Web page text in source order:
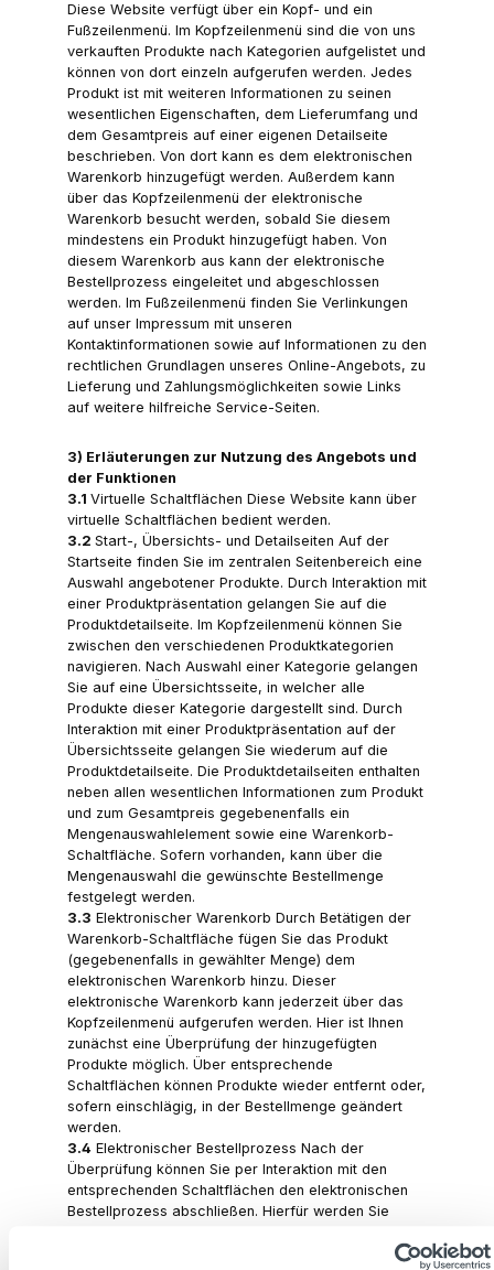
Diese Website verfügt über ein Kopf- und ein
Fußzeilenmenü. Im Kopfzeilenmenü sind die von uns
verkauften Produkte nach Kategorien aufgelistet und
können von dort einzeln aufgerufen werden. Jedes
Produkt ist mit weiteren Informationen zu seinen
wesentlichen Eigenschaften, dem Lieferumfang und
dem Gesamtpreis auf einer eigenen Detailseite
beschrieben. Von dort kann es dem elektronischen
Warenkorb hinzugefügt werden. Außerdem kann
über das Kopfzeilenmenü der elektronische
Warenkorb besucht werden, sobald Sie diesem
mindestens ein Produkt hinzugefügt haben. Von
diesem Warenkorb aus kann der elektronische
Bestellprozess eingeleitet und abgeschlossen
werden. Im Fußzeilenmenü finden Sie Verlinkungen
auf unser Impressum mit unseren
Kontaktinformationen sowie auf Informationen zu den
rechtlichen Grundlagen unseres Online-Angebots, zu
Lieferung und Zahlungsmöglichkeiten sowie Links
auf weitere hilfreiche Service-Seiten.
3) Erläuterungen zur Nutzung des Angebots und
der Funktionen
3.1 Virtuelle Schaltflächen Diese Website kann über
virtuelle Schaltflächen bedient werden.
3.2 Start-, Übersichts- und Detailseiten Auf der
Startseite finden Sie im zentralen Seitenbereich eine
Auswahl angebotener Produkte. Durch Interaktion mit
einer Produktpräsentation gelangen Sie auf die
Produktdetailseite. Im Kopfzeilenmenü können Sie
zwischen den verschiedenen Produktkategorien
navigieren. Nach Auswahl einer Kategorie gelangen
Sie auf eine Übersichtsseite, in welcher alle
Produkte dieser Kategorie dargestellt sind. Durch
Interaktion mit einer Produktpräsentation auf der
Übersichtsseite gelangen Sie wiederum auf die
Produktdetailseite. Die Produktdetailseiten enthalten
neben allen wesentlichen Informationen zum Produkt
und zum Gesamtpreis gegebenenfalls ein
Mengenauswahlelement sowie eine Warenkorb-
Schaltfläche. Sofern vorhanden, kann über die
Mengenauswahl die gewünschte Bestellmenge
festgelegt werden.
3.3 Elektronischer Warenkorb Durch Betätigen der
Warenkorb-Schaltfläche fügen Sie das Produkt
(gegebenenfalls in gewählter Menge) dem
elektronischen Warenkorb hinzu. Dieser
elektronische Warenkorb kann jederzeit über das
Kopfzeilenmenü aufgerufen werden. Hier ist Ihnen
zunächst eine Überprüfung der hinzugefügten
Produkte möglich. Über entsprechende
Schaltflächen können Produkte wieder entfernt oder,
sofern einschlägig, in der Bestellmenge geändert
werden.
3.4 Elektronischer Bestellprozess Nach der
Überprüfung können Sie per Interaktion mit den
entsprechenden Schaltflächen den elektronischen
Bestellprozess abschließen. Hierfür werden Sie
Kontaktdetails (mindestens Name, E-Mail-Adresse